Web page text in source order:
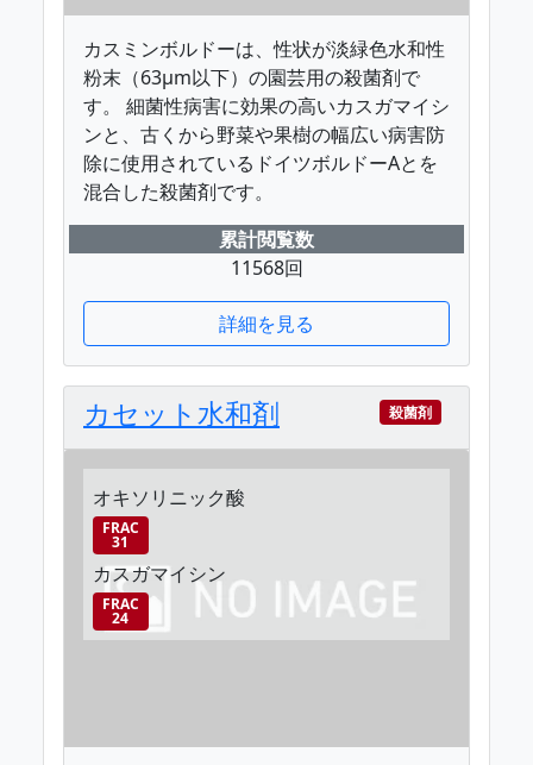
カスミンボルドーは、性状が淡緑色水和性
粉末（63μm以下）の園芸用の殺菌剤で
す。 細菌性病害に効果の高いカスガマイシ
ンと、古くから野菜や果樹の幅広い病害防
除に使用されているドイツボルドーAとを
混合した殺菌剤です。
累計閲覧数
11568回
詳細を見る
カセット水和剤 殺菌剤
オキソリニック酸
FRAC
31
カスガマイシン
FRAC
24